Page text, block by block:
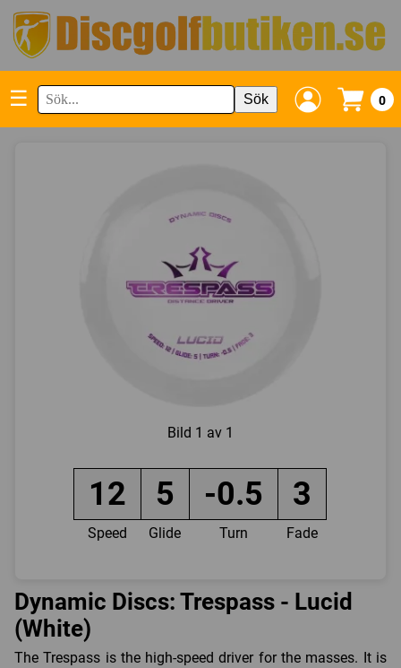
☰ Sök 0
Bild 1 av 1
12 5 -0.5 3
Speed Glide Turn Fade
Dynamic Discs: Trespass - Lucid
(White)
The Trespass is the high-speed driver for the masses. It is